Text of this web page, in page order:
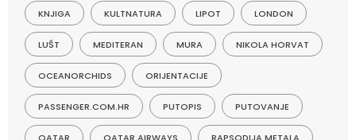
KNJIGA KULTNATURA LIPOT LONDON
LUŠT MEDITERAN MURA NIKOLA HORVAT
OCEANORCHIDS ORIJENTACIJE
PASSENGER.COM.HR PUTOPIS PUTOVANJE